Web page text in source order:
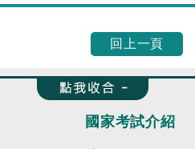
回上一頁
收合 FatFooter
國家考試介紹